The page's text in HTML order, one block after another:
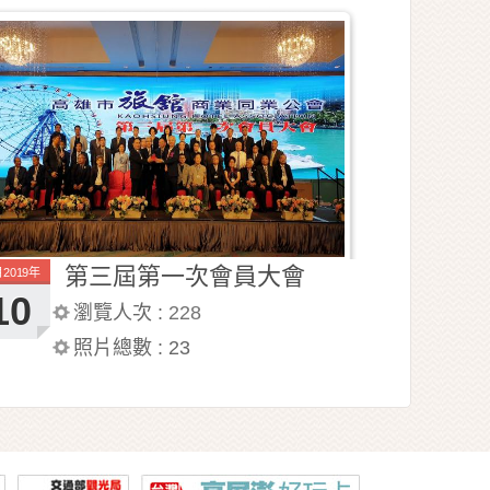
第三屆第一次會員大會
瀏覽人次 : 228
照片總數 : 23
2019年